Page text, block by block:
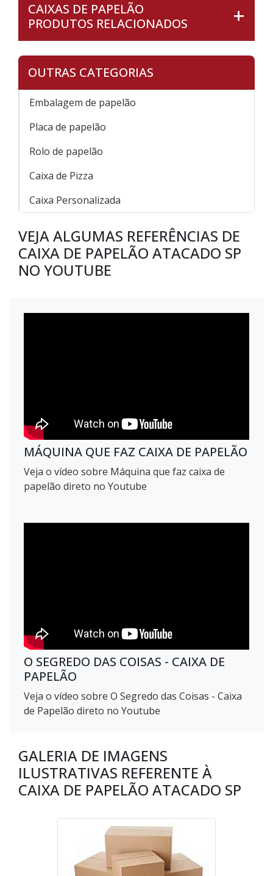
CAIXAS DE PAPELÃO
PRODUTOS RELACIONADOS
OUTRAS CATEGORIAS
Embalagem de papelão
Placa de papelão
Rolo de papelão
Caixa de Pizza
Caixa Personalizada
VEJA ALGUMAS REFERÊNCIAS DE
CAIXA DE PAPELÃO ATACADO SP
NO YOUTUBE
MÁQUINA QUE FAZ CAIXA DE PAPELÃO
Veja o vídeo sobre Máquina que faz caixa de
papelão direto no Youtube
O SEGREDO DAS COISAS - CAIXA DE
PAPELÃO
Veja o vídeo sobre O Segredo das Coisas - Caixa
de Papelão direto no Youtube
GALERIA DE IMAGENS
ILUSTRATIVAS REFERENTE À
CAIXA DE PAPELÃO ATACADO SP